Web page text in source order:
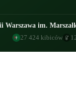
im.
27 424 kibiców